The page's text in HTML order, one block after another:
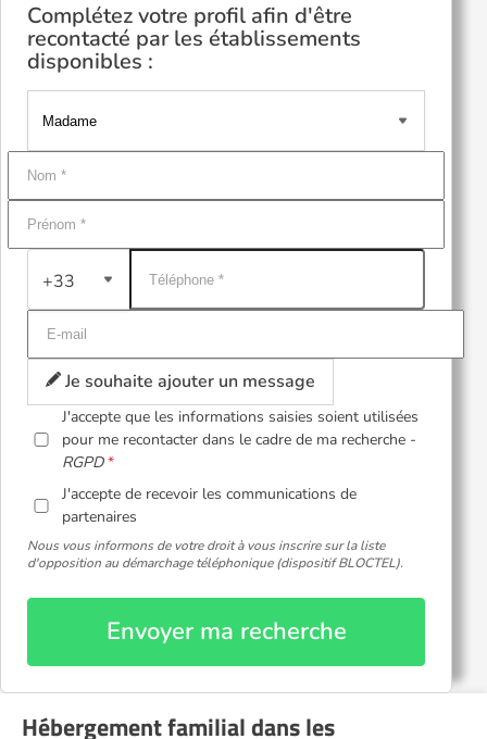
Complétez votre profil afin d'être
recontacté par les établissements
disponibles :
+33
Je souhaite ajouter un message
J'accepte que les informations saisies soient utilisées
pour me recontacter dans le cadre de ma recherche -
RGPD
J'accepte de recevoir les communications de
partenaires
Nous vous informons de votre droit à vous inscrire sur la liste
d'opposition au démarchage téléphonique (dispositif BLOCTEL).
Envoyer ma recherche
Hébergement familial dans les